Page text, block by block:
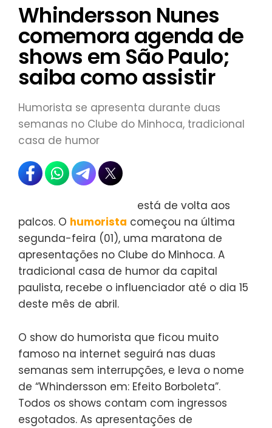
Whindersson Nunes
comemora agenda de
shows em São Paulo;
saiba como assistir
Humorista se apresenta durante duas
semanas no Clube do Minhoca, tradicional
casa de humor
está de volta aos
palcos. O humorista começou na última
segunda-feira (01), uma maratona de
apresentações no Clube do Minhoca. A
tradicional casa de humor da capital
paulista, recebe o influenciador até o dia 15
deste mês de abril.
O show do humorista que ficou muito
famoso na internet seguirá nas duas
semanas sem interrupções, e leva o nome
de “Whindersson em: Efeito Borboleta”.
Todos os shows contam com ingressos
esgotados. As apresentações de